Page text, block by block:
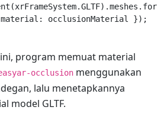
occlusionMaterial });
program memuat material
occlusionmenggunakan
lalu menetapkannya
model GLTF.